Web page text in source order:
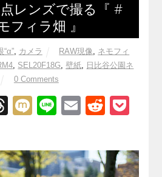
点レンズで撮る『 #
フィラ畑 』
“α”, カメラ RAW現像, ネモフィ
, SEL20F18G,壁紙, 日比谷公園ネ
0 Comments
T
e
a
M
Li
e
E
ail
R
d
di
ck
et